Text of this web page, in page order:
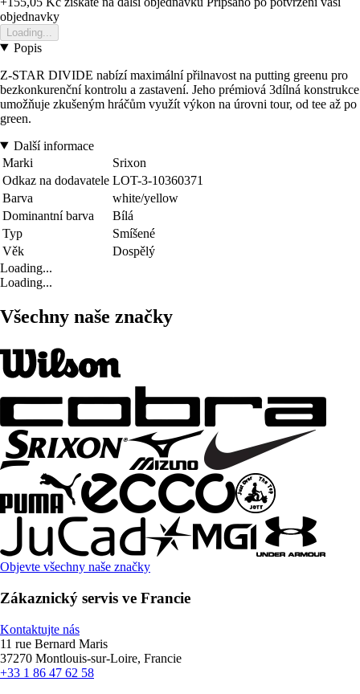
objednavky
Loading...
Popis
Z-STAR DIVIDE nabízí maximální přilnavost na putting greenu pro
bezkonkurenční kontrolu a zastavení. Jeho prémiová 3dílná konstrukce
umožňuje zkušeným hráčům využít výkon na úrovni tour, od tee až po
green.
Další informace
Marki
Srixon
Odkaz na dodavatele LOT-3-10360371
Barva
white/yellow
Dominantní barva
Bílá
Typ
Smíšené
Věk
Dospělý
Loading...
Loading...
Všechny naše značky
Objevte všechny naše značky
Zákaznický servis ve Francie
Kontaktujte nás
11 rue Bernard Maris
37270 Montlouis-sur-Loire, Francie
+33 1 86 47 62 58